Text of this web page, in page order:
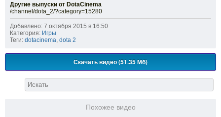
Другие выпуски от DotaCinema
/channel/dota_2/?category=15280
Добавлено: 7 октября 2015 в 16:50
Категория: Игры
Теги: dotacinema dota 2
Скачать видео (51.35 Мб)
Похожее видео